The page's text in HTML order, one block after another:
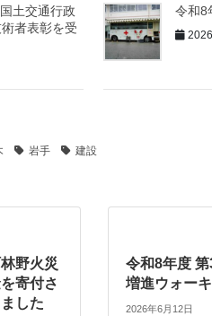
土交通行政
者表彰を受
令和8
岩手 建設
野火災
寄付さ
した
令和8年度
増進ウォー
2026年6月12日